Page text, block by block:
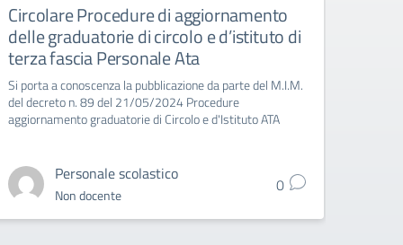
Circolare Procedure di aggiornamento
delle graduatorie di circolo e d’istituto di
terza fascia Personale Ata
Si porta a conoscenza la pubblicazione da parte del M.I.M.
del decreto n. 89 del 21/05/2024 Procedure
aggiornamento graduatorie di Circolo e d'Istituto ATA
Personale scolastico
Non docente 0